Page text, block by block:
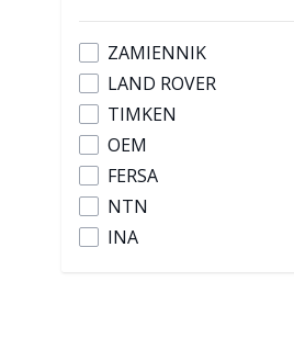
filter
ZAMIENNIK
LAND ROVER
TIMKEN
OEM
FERSA
NTN
INA